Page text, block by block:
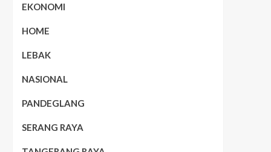
EKONOMI
HOME
LEBAK
NASIONAL
PANDEGLANG
SERANG RAYA